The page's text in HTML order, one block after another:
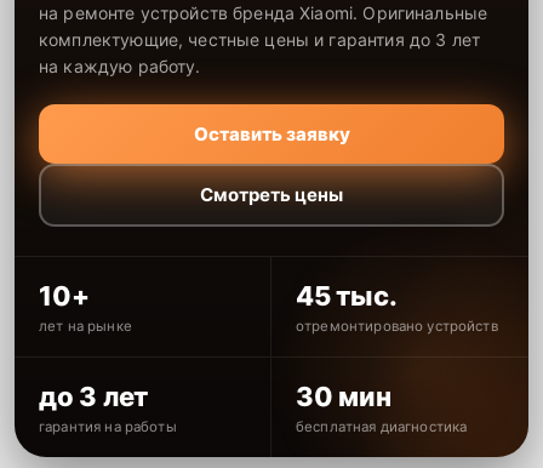
на ремонте устройств бренда Xiaomi. Оригинальные
комплектующие, честные цены и гарантия до 3 лет
на каждую работу.
Оставить заявку
Смотреть цены
10+
лет на рынке
45 тыс.
отремонтировано устройств
до 3 лет
гарантия на работы
30 мин
бесплатная диагностика